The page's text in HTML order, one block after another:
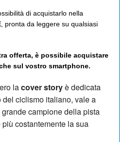
di acquistarlo nella
, pronta da leggere su qualsiasi
offerta, è possibile acquistare
sul vostro smartphone.
lacover storyè dedicata
ciclismo italiano, vale a
grande campione della pista
costantemente la sua